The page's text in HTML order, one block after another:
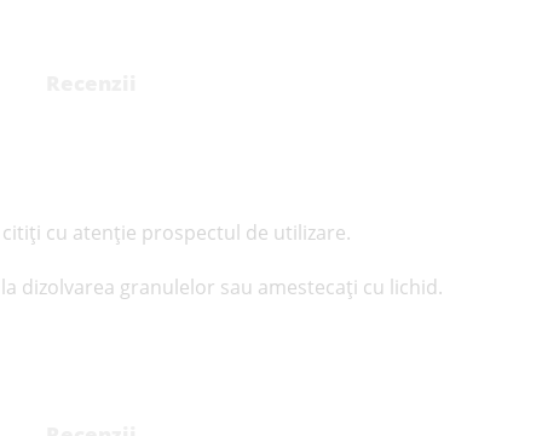
cu atenție prospectul de utilizare.
dizolvarea granulelor sau amestecați cu lichid.